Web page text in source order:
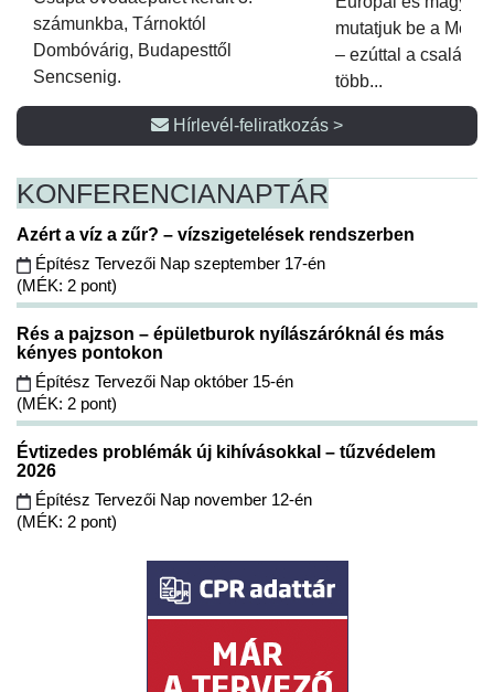
számunkba, Tárnoktól
Dombóvárig, Budapesttől
Sencsenig.
mutatjuk be a
– ezúttal a családi
több...
Hírlevél-feliratkozás >
KONFERENCIANAPTÁR
Azért a víz a zűr? – vízszigetelések rendszerben
Építész Tervezői Nap szeptember 17-én
(MÉK: 2 pont)
Rés a pajzson – épületburok nyílászáróknál és más
kényes pontokon
Építész Tervezői Nap október 15-én
(MÉK: 2 pont)
Évtizedes problémák új kihívásokkal – tűzvédelem
2026
Építész Tervezői Nap november 12-én
(MÉK: 2 pont)